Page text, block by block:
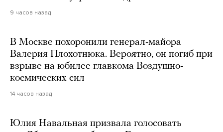
9 часов назад
В Москве похоронили генерал-майора
Валерия Плохотнюка. Вероятно, он погиб при
взрыве на юбилее главкома Воздушно-
космических сил
14 часов назад
Юлия Навальная призвала голосовать